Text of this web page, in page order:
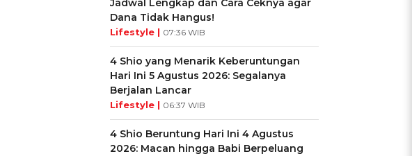
Jadwal Lengkap dan Cara Ceknya agar
Dana Tidak Hangus!
Lifestyle | 07:36 WIB
4 Shio yang Menarik Keberuntungan
Hari Ini 5 Agustus 2026: Segalanya
Berjalan Lancar
Lifestyle | 06:37 WIB
4 Shio Beruntung Hari Ini 4 Agustus
2026: Macan hingga Babi Berpeluang